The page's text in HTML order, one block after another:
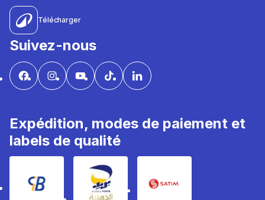
Télécharger
Suivez-nous
Expédition, modes de paiement et
labels de qualité